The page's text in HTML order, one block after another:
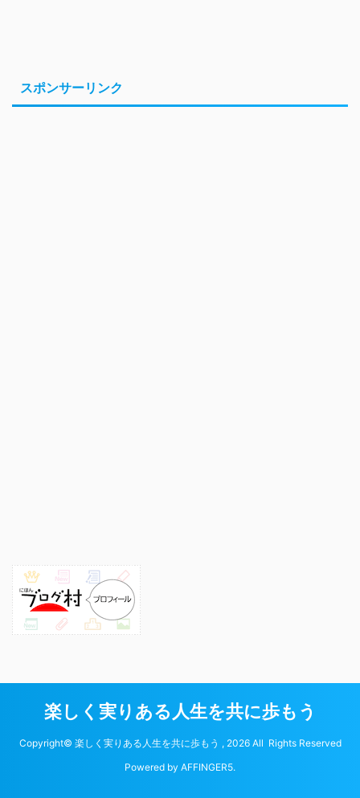
スポンサーリンク
楽しく実りある人生を共に歩もう
Copyright© 楽しく実りある人生を共に歩もう , 2026 All Rights Reserved
Powered by AFFINGER5.